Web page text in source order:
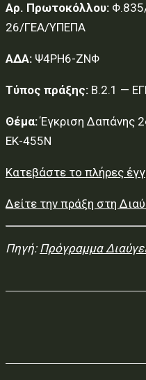
Αρ. Πρωτοκόλλου:
26/ΓΕΑ/ΥΠΕΠΑ
ΑΔΑ: Ψ4ΡΗ6-ΖΝΦ
Τύπος πράξης: Β.2.1 —
Θέμα:Έγκριση Δαπάνης
ΕΚ-455Ν
Κατεβάστε το πλήρες
Δείτε την πράξη στη
Πηγή: Πρόγραμμα